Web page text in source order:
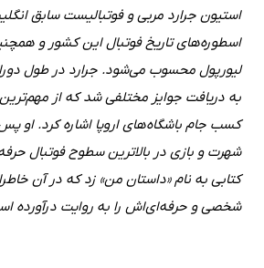
استیون جرارد مربی و فوتبالیست سابق
اسطوره‌های تاریخ فوتبال این کشور و
لیورپول محسوب می‌شود. جرارد در طول
به دریافت جوایز مختلفی شد که از
کسب جام باشگاه‌های اروپا اشاره کرد. او
شهرت و بازی در بالاترین سطوح فوتبال
کتابی به نام «داستان من» زد که در آن
شخصی و حرفه‌ای‌اش را به روایت درآورده